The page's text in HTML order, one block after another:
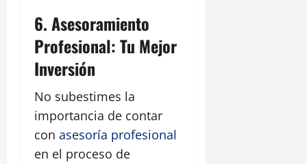
6.Asesoramiento
Profesional: Tu Mejor
Inversión
No subestimes la
importancia de contar
con asesoría profesional
en el proceso de